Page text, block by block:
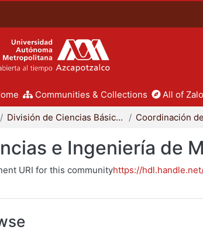
Communities & Collections All of
División de Ciencias Básicas e Ingeniería
e Ingeniería de
URI for this communityhttps://